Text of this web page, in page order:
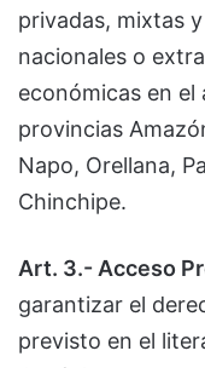
privadas, mixtas
nacionales o
económicas en
provincias
Napo, Orellana,
Chinchipe.
Art. 3.- Acceso
garantizar el
previsto en el